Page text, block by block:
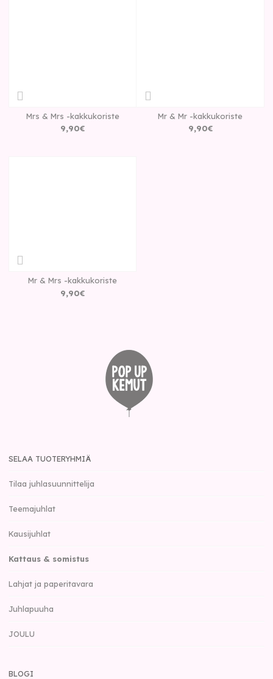
Mrs & Mrs -kakkukoriste
9,90€
Mr & Mr -kakkukoriste
9,90€
Mr & Mrs -kakkukoriste
9,90€
SELAA TUOTERYHMIÄ
Tilaa juhlasuunnittelija
Teemajuhlat
Kausijuhlat
Kattaus & somistus
Lahjat ja paperitavara
Juhlapuuha
JOULU
BLOGI